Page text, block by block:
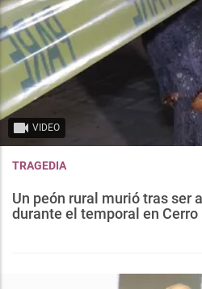
VIDEO
TRAGEDIA
Un peón rural murió tras ser
durante el temporal en Cerro